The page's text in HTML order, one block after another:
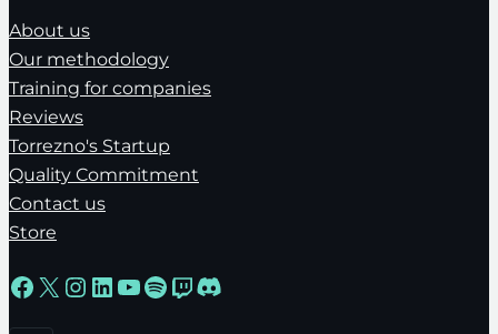
About us
Our methodology
Training for companies
Reviews
Torrezno's Startup
Quality Commitment
Contact us
Store
Facebook
X Instagram
LinkedIn
YouTube
Spotify
Twitch
Discord